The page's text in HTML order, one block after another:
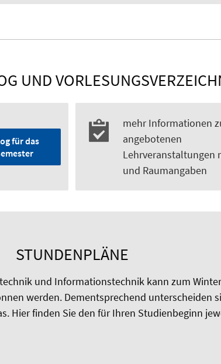
UND
für das
mehr Informationen
angebotenen
Lehrveranstaltungen
und Raumangaben
STUNDENPLÄNE
und Informationstechnik kann zum
werden. Dementsprechend unterscheiden
Hier finden Sie den für Ihren Studienbeginn